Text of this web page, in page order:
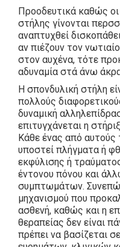
Προοδευτικά καθώς
στήλης γίνονται
αναπτυχθεί
αν πιέζουν τον
στον αυχένα, τότε
αδυναμία στά άνω
Η σπονδυλική στήλη
πολλούς
δυναμική
επιτυγχάνεται η
Κάθε ένας από αυτούς
υποστεί πλήγματα ή
εκφύλισης ή
έντονου πόνου και
συμπτωμάτων.
μηχανισμού που
ασθενή, καθώς και η
θεραπείας δεν είναι
πρέπει να βασίζεται